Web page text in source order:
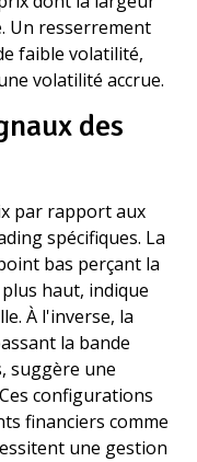
Un resserrement
faible volatilité,
volatilité accrue.
des
par rapport aux
spécifiques. La
bas perçant la
haut, indique
À l'inverse, la
la bande
suggère une
configurations
financiers comme
une gestion